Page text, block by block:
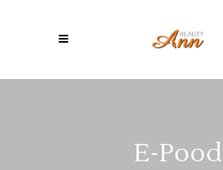
E-Pood